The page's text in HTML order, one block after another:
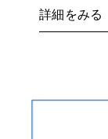
詳細をみる